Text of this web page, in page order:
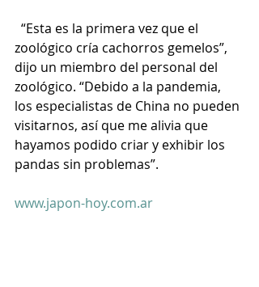
zoológico cría cachorros gemelos”,
dijo un miembro del personal del
zoológico. “Debido a la pandemia,
los especialistas de China no pueden
visitarnos, así que me alivia que
hayamos podido criar y exhibir los
pandas sin problemas”.
www.japon-hoy.com.ar